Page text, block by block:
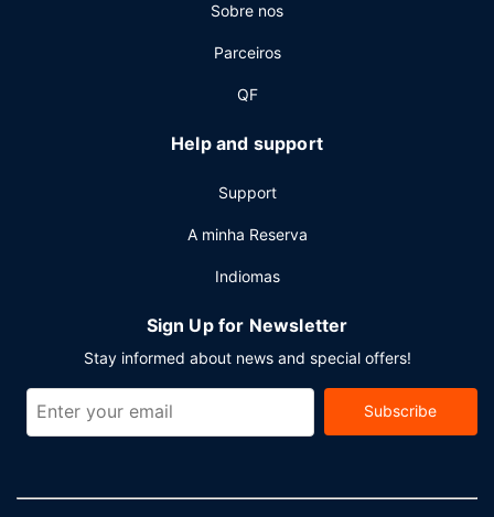
específicas). O hotel serve pequeno-almoços buffet
durante a semana entre as 7:00 e as 10:30 e aos fins de
As principais comodidades incluem um business center,
conta com transporte de/para o terminal de cruzeiros
Sobre nos
Parceiros
QF
Help and support
Support
A minha Reserva
Indiomas
Sign Up for Newsletter
Stay informed about news and special offers!
Subscribe